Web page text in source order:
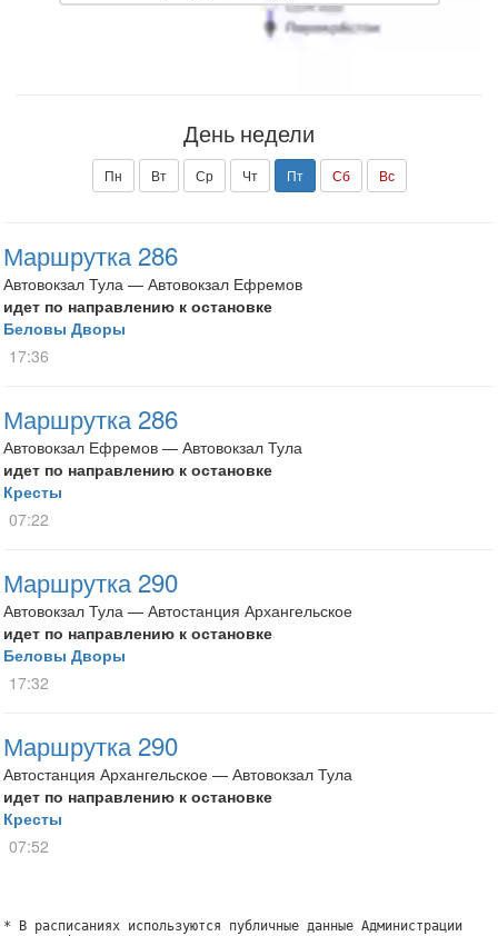
День недели
Пн Вт Ср Чт Пт Сб Вс
Маршрутка 286
Автовокзал Тула — Автовокзал Ефремов
идет по направлению к остановке
Беловы Дворы
17:36
Маршрутка 286
Автовокзал Ефремов — Автовокзал Тула
идет по направлению к остановке
Кресты
07:22
Маршрутка 290
Автовокзал Тула — Автостанция Архангельское
идет по направлению к остановке
Беловы Дворы
17:32
Маршрутка 290
Автостанция Архангельское — Автовокзал Тула
идет по направлению к остановке
Кресты
07:52
* В расписаниях используются публичные данные Администрации